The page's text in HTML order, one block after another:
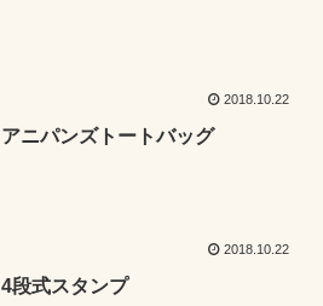
2018.10.22
アニパンズトートバッグ
2018.10.22
4段式スタンプ